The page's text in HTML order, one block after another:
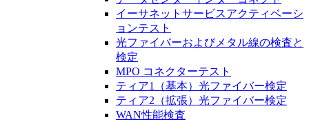
イーサネットサービスアクティベーシ
ョンテスト
光ファイバーおよびメタル線の検査と
検定
MPO コネクターテスト
ティア1（基本）光ファイバー検定
ティア2（拡張）光ファイバー検定
WAN性能検査